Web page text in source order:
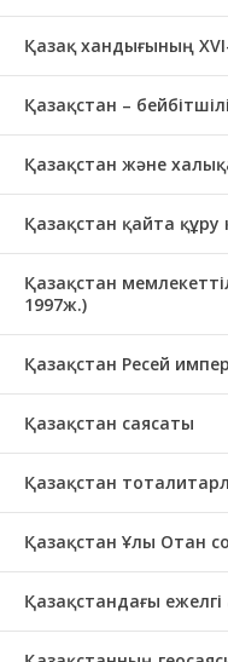
Қазақ хандығының
Қазақстан –
Қазақстан және
Қазақстан қайта құру
Қазақстан
1997ж.)
Қазақстан Ресей
Қазақстан саясаты
Қазақстан
Қазақстан Ұлы Отан
Қазақстандағы